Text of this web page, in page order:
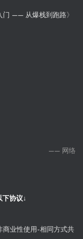
门 —— 从爆栈到跑路》
—— 网络
协议↓
商业性使用-相同方式共